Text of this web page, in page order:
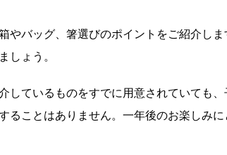
やバッグ、箸選びのポイントをご紹介し
しょう。
しているものをすでに用意されていても
ことはありません。一年後のお楽しみに